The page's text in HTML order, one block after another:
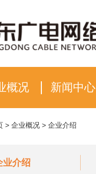
概况 新闻中心
> 企业概况 > 企业介绍
业介绍